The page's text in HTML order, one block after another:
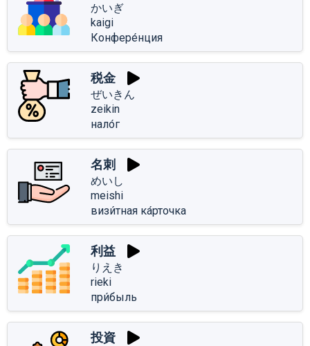
かいぎ
kaigi
Конфере́нция
税金
ぜいきん
zeikin
нало́г
名刺
めいし
meishi
визи́тная ка́рточка
利益
りえき
rieki
при́быль
投資